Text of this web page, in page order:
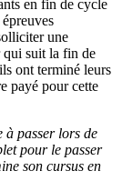
en fin de cycle
une
qui suit la fin de
ont terminé leurs
payé pour cette
à passer lors de
pour le passer
son cursus en